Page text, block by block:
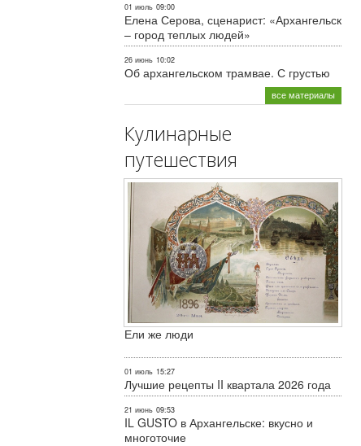
01 июль 09:00
Елена Серова, сценарист: «Архангельск
– город теплых людей»
26 июнь 10:02
Об архангельском трамвае. С грустью
все материалы
Кулинарные
путешествия
Ели же люди
01 июль 15:27
Лучшие рецепты II квартала 2026 года
21 июнь 09:53
IL GUSTO в Архангельске: вкусно и
многоточие